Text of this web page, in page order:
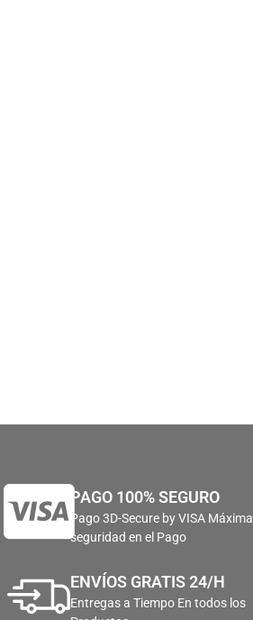
PAGO 100% SEGURO
Pago 3D-Secure by VISA Máxima
seguridad en el Pago
ENVÍOS GRATIS 24/H
Entregas a Tiempo En todos los